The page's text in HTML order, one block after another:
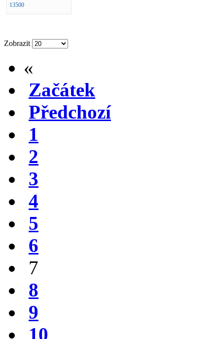
13500
Zobrazit
«
Začátek
Předchozí
1
2
3
4
5
6
7
8
9
10